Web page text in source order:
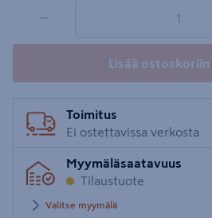
−
Lisää ostoskoriin
Toimitus
Ei ostettavissa verkosta
Myymäläsaatavuus
Tilaustuote
Valitse myymälä